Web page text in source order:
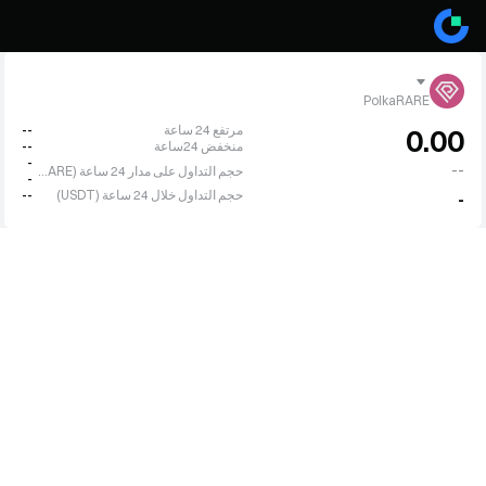
PolkaRARE
0.00
--
-
مرتفع 24 ساعة
--
منخفض 24ساعة
--
-
-
حجم التداول خلال 24 ساعة (USDT)
--